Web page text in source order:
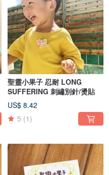
聖靈小果子 忍耐 LONG
SUFFERING 刺繡別針/燙貼
US$ 8.42
5 (1)